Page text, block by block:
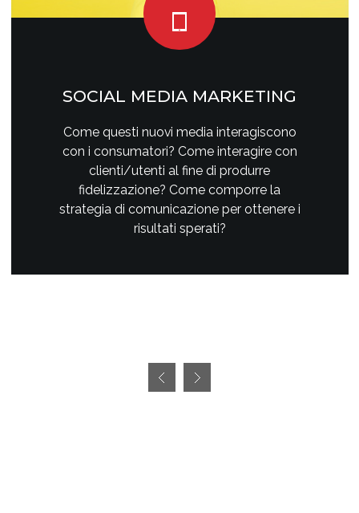
SOCIAL MEDIA MARKETING
Come questi nuovi media interagiscono
con i consumatori? Come interagire con
clienti/utenti al fine di produrre
fidelizzazione? Come comporre la
strategia di comunicazione per ottenere i
risultati sperati?